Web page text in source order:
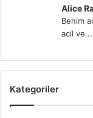
Alice
Benim
acil ve...
Kategoriler